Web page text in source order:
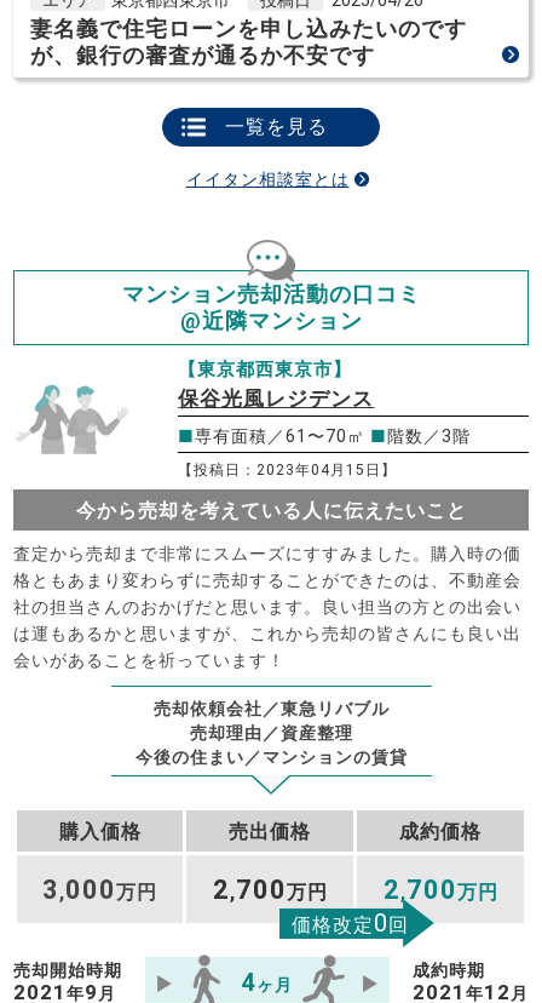
妻名義で住宅ローンを申し込みたいのです
が、銀行の審査が通るか不安です
一覧を見る
イイタン相談室とは
マンション売却活動の口コミ
@近隣マンション
【東京都西東京市】
保谷光風レジデンス
■専有面積／61〜70㎡ ■階数／3階
【投稿日：2023年04月15日】
今から売却を考えている人に伝えたいこと
査定から売却まで非常にスムーズにすすみました。購入時の価
格ともあまり変わらずに売却することができたのは、不動産会
社の担当さんのおかげだと思います。良い担当の方との出会い
は運もあるかと思いますが、これから売却の皆さんにも良い出
会いがあることを祈っています！
売却依頼会社／東急リバブル
売却理由／資産整理
今後の住まい／マンションの賃貸
購入価格 売出価格 成約価格
3 ,000万円 2,700万円 2,700万円
価格改定0回
売却開始時期
2021年9 月 4ヶ月
成約時期
2021 年12 月